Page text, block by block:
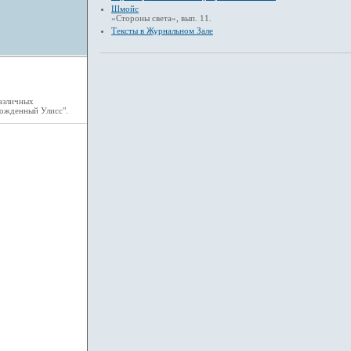
Улисс".
Шмойс
«Стороны света», вып. 11.
Тексты в Журнальном Зале